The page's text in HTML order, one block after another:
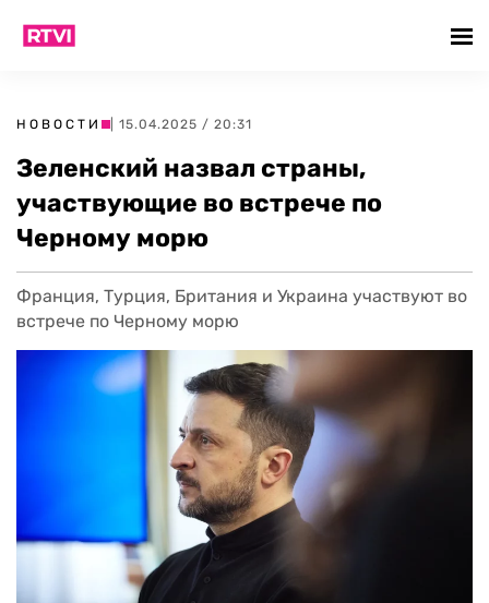
НОВОСТИ | 15.04.2025 / 20:31
Зеленский назвал страны,
участвующие во встрече по
Черному морю
Франция, Турция, Британия и Украина участвуют во
встрече по Черному морю